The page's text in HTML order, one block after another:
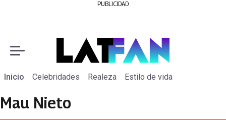
PUBLICIDAD
Inicio Celebridades Realeza Estilo de vida
Mau Nieto